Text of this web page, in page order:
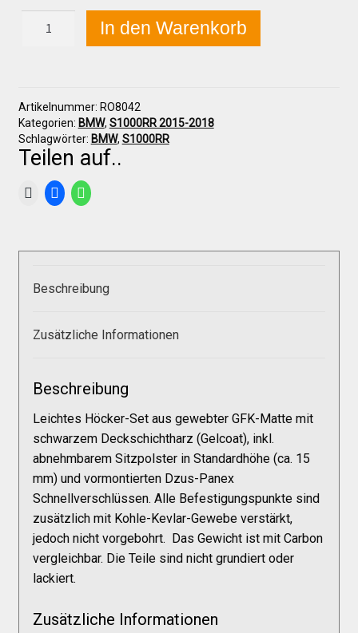
Marken
Preislisten
Galerie
Kasse
Allgemeine Geschäftsbedingungen
Impressum
Versandkosten
Höcker
komplett
Menge
In den Warenkorb
Artikelnummer: RO8042
Kategorien: BMW, S1000RR 2015-2018
Schlagwörter: BMW, S1000RR
Teilen auf..
Beschreibung
Zusätzliche Informationen
Beschreibung
Leichtes Höcker-Set aus gewebter GFK-Matte mit
schwarzem Deckschichtharz (Gelcoat), inkl.
abnehmbarem Sitzpolster in Standardhöhe (ca. 15
mm) und vormontierten Dzus-Panex
Schnellverschlüssen. Alle Befestigungspunkte sind
zusätzlich mit Kohle-Kevlar-Gewebe verstärkt,
jedoch nicht vorgebohrt. Das Gewicht ist mit Carbon
vergleichbar. Die Teile sind nicht grundiert oder
lackiert.
Zusätzliche Informationen